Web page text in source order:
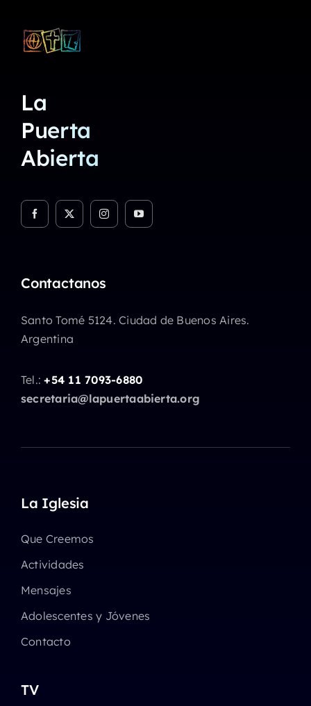
La
Puerta
Abierta
Contactanos
Santo Tomé 5124. Ciudad de Buenos Aires.
Argentina
Tel.:+54 11 7093-6880
secretaria@lapuertaabierta.org
La Iglesia
Que Creemos
Actividades
Mensajes
Adolescentes y Jóvenes
Contacto
TV